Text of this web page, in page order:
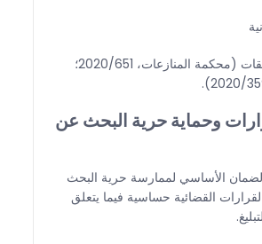
وغيرها من التطبيقات (محكمة المنازعات، 2020/651؛
وحماية حرية البحث عن
الضمان الأساسي لممارسة حرية البحث
القضائية حساسية فيما يتعلق